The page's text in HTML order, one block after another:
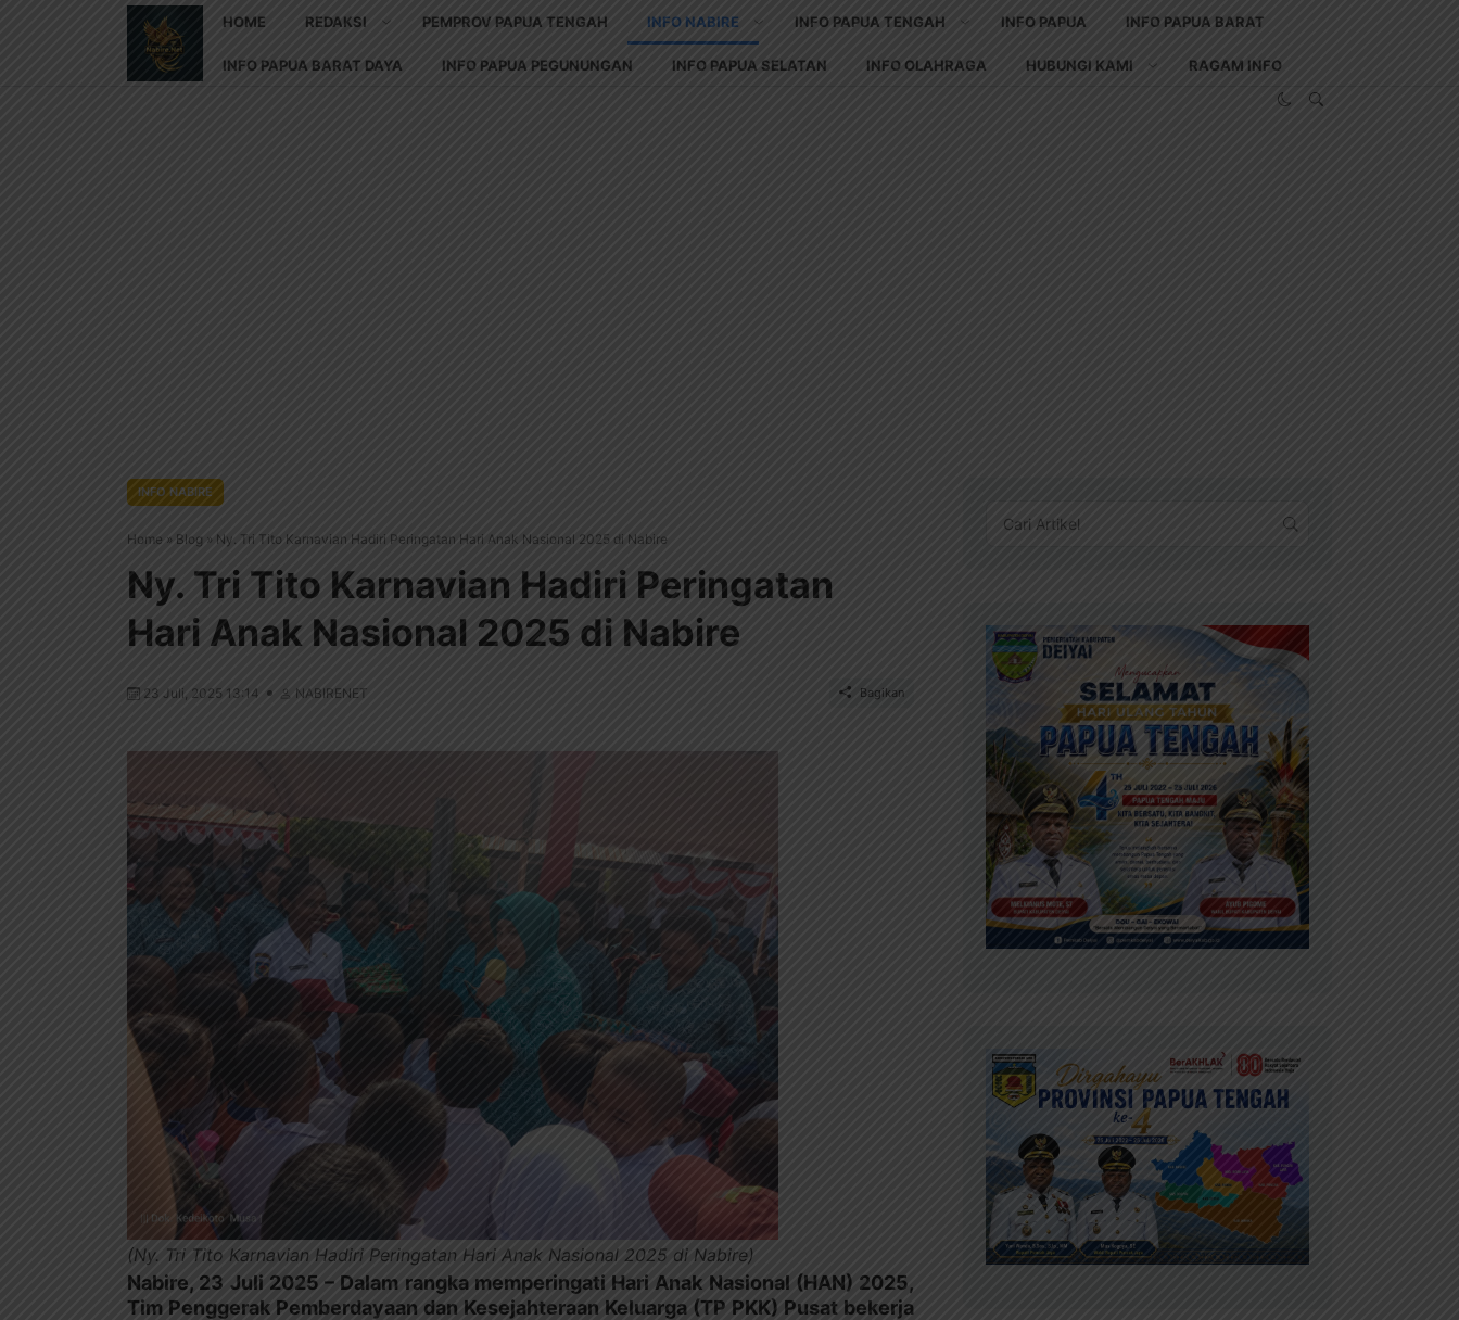
HOME REDAKSI PEMPROV PAPUA TENGAH INFO NABIRE INFO PAPUA TENGAH INFO PAPUA INFO PAPUA BARAT
INFO PAPUA BARAT DAYA INFO PAPUA PEGUNUNGAN INFO PAPUA SELATAN INFO OLAHRAGA HUBUNGI KAMI RAGAM INFO
INFO NABIRE
Home » Blog » Ny. Tri Tito Karnavian Hadiri Peringatan Hari Anak Nasional 2025 di Nabire
Ny. Tri Tito Karnavian Hadiri Peringatan
Hari Anak Nasional 2025 di Nabire
23 Juli, 2025 13:14 NABIRENET Bagikan
(Ny. Tri Tito Karnavian Hadiri Peringatan Hari Anak Nasional 2025 di Nabire)
Nabire, 23 Juli 2025 – Dalam rangka memperingati Hari Anak Nasional (HAN) 2025,
Tim Penggerak Pemberdayaan dan Kesejahteraan Keluarga (TP PKK) Pusat bekerja